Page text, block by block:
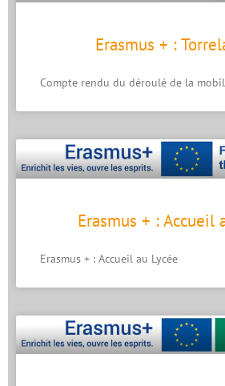
Erasmus + :
Compte rendu du déroulé de la
Erasmus + : Accueil
Erasmus + : Accueil au Lycée